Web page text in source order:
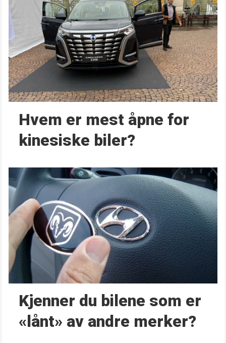
Hvem er mest åpne for
kinesiske biler?
Kjenner du bilene som er
«lånt» av andre merker?